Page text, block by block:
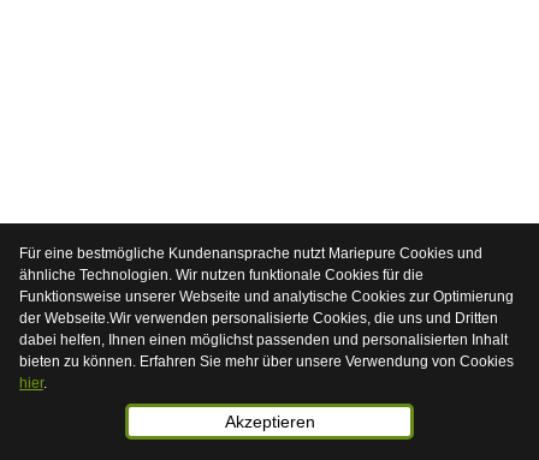
Für eine bestmögliche Kundenansprache nutzt Mariepure Cookies und
ähnliche Technologien. Wir nutzen funktionale Cookies für die
Funktionsweise unserer Webseite und analytische Cookies zur Optimierung
der Webseite.Wir verwenden personalisierte Cookies, die uns und Dritten
dabei helfen, Ihnen einen möglichst passenden und personalisierten Inhalt
bieten zu können. Erfahren Sie mehr über unsere Verwendung von Cookies
hier.
Akzeptieren